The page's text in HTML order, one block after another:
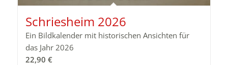
Schriesheim 2026
Ein Bildkalender mit historischen Ansichten für
das Jahr 2026
22,90 €